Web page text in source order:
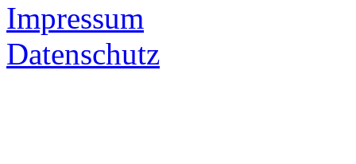
Impressum
Datenschutz